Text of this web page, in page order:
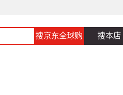
搜京东全球购 搜本店